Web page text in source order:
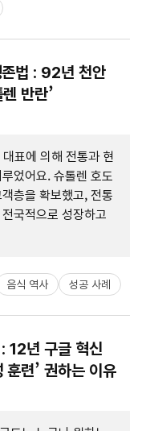
법 : 92년 천안
반란’
표에 의해 전통과 현
었어요. 슈톨렌 호도
층을 확보했고, 전통
국적으로 성장하고
음식 역사 성공 사례
12년 구글 혁신
훈련’ 권하는 이유